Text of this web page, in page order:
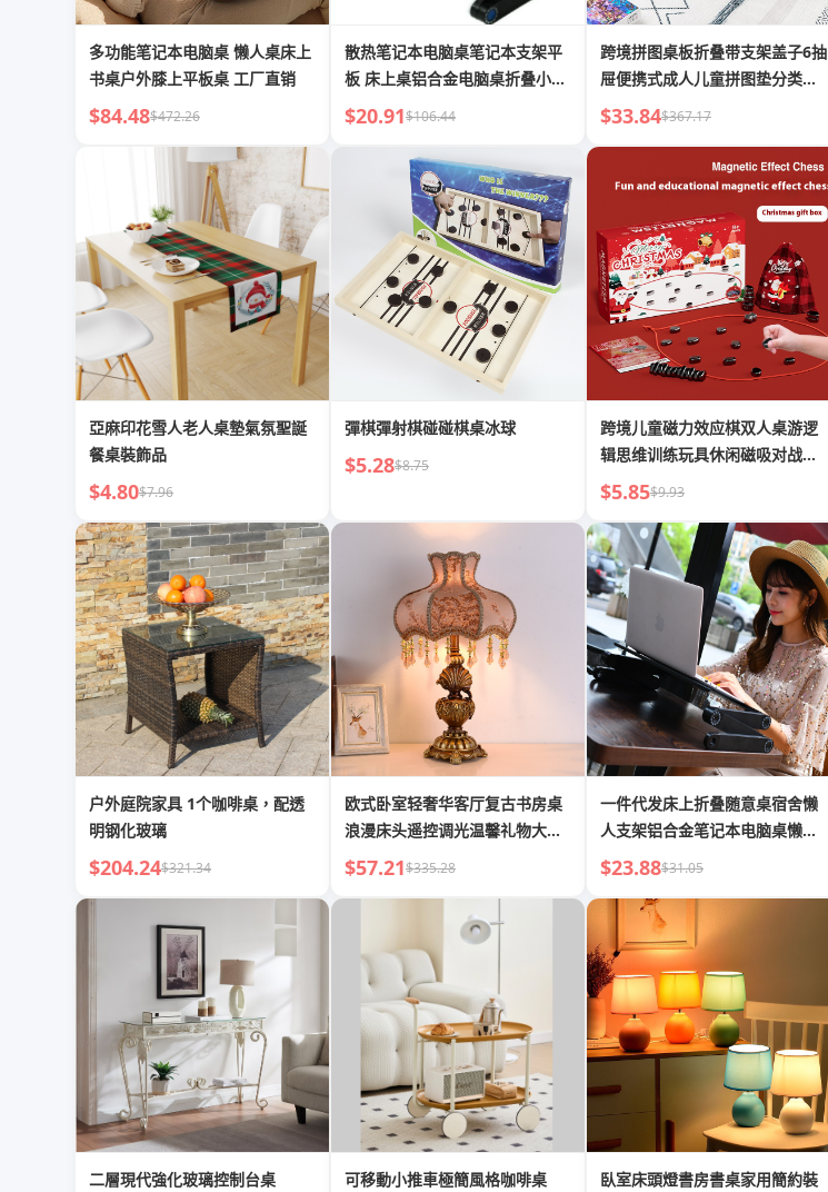
多功能笔记本电脑桌 懒人桌床上
书桌户外膝上平板桌 工厂直销
$84.48$472.26
散热笔记本电脑桌笔记本支架平
板 床上桌铝合金电脑桌折叠小桌
子
$20.91$106.44
跨境拼图桌板折叠带支架盖子6抽
屉便携式成人儿童拼图垫分类毛
毡
$33.84$367.17
亞麻印花雪人老人桌墊氣氛聖誕
餐桌裝飾品
$4.80$7.96
彈棋彈射棋碰碰棋桌冰球
$5.28$8.75
跨境儿童磁力效应棋双人桌游逻
辑思维训练玩具休闲磁吸对战棋
游戏
$5.85$9.93
户外庭院家具 1个咖啡桌，配透
明钢化玻璃
$204.24$321.34
欧式卧室轻奢华客厅复古书房桌
浪漫床头遥控调光温馨礼物大号
台灯
$57.21$335.28
一件代发床上折叠随意桌宿舍懒
人支架铝合金笔记本电脑桌懒人
桌
$23.88$31.05
二層現代強化玻璃控制台桌 可移動小推車極簡風格咖啡桌
臥室床頭燈書房書桌家用簡約裝